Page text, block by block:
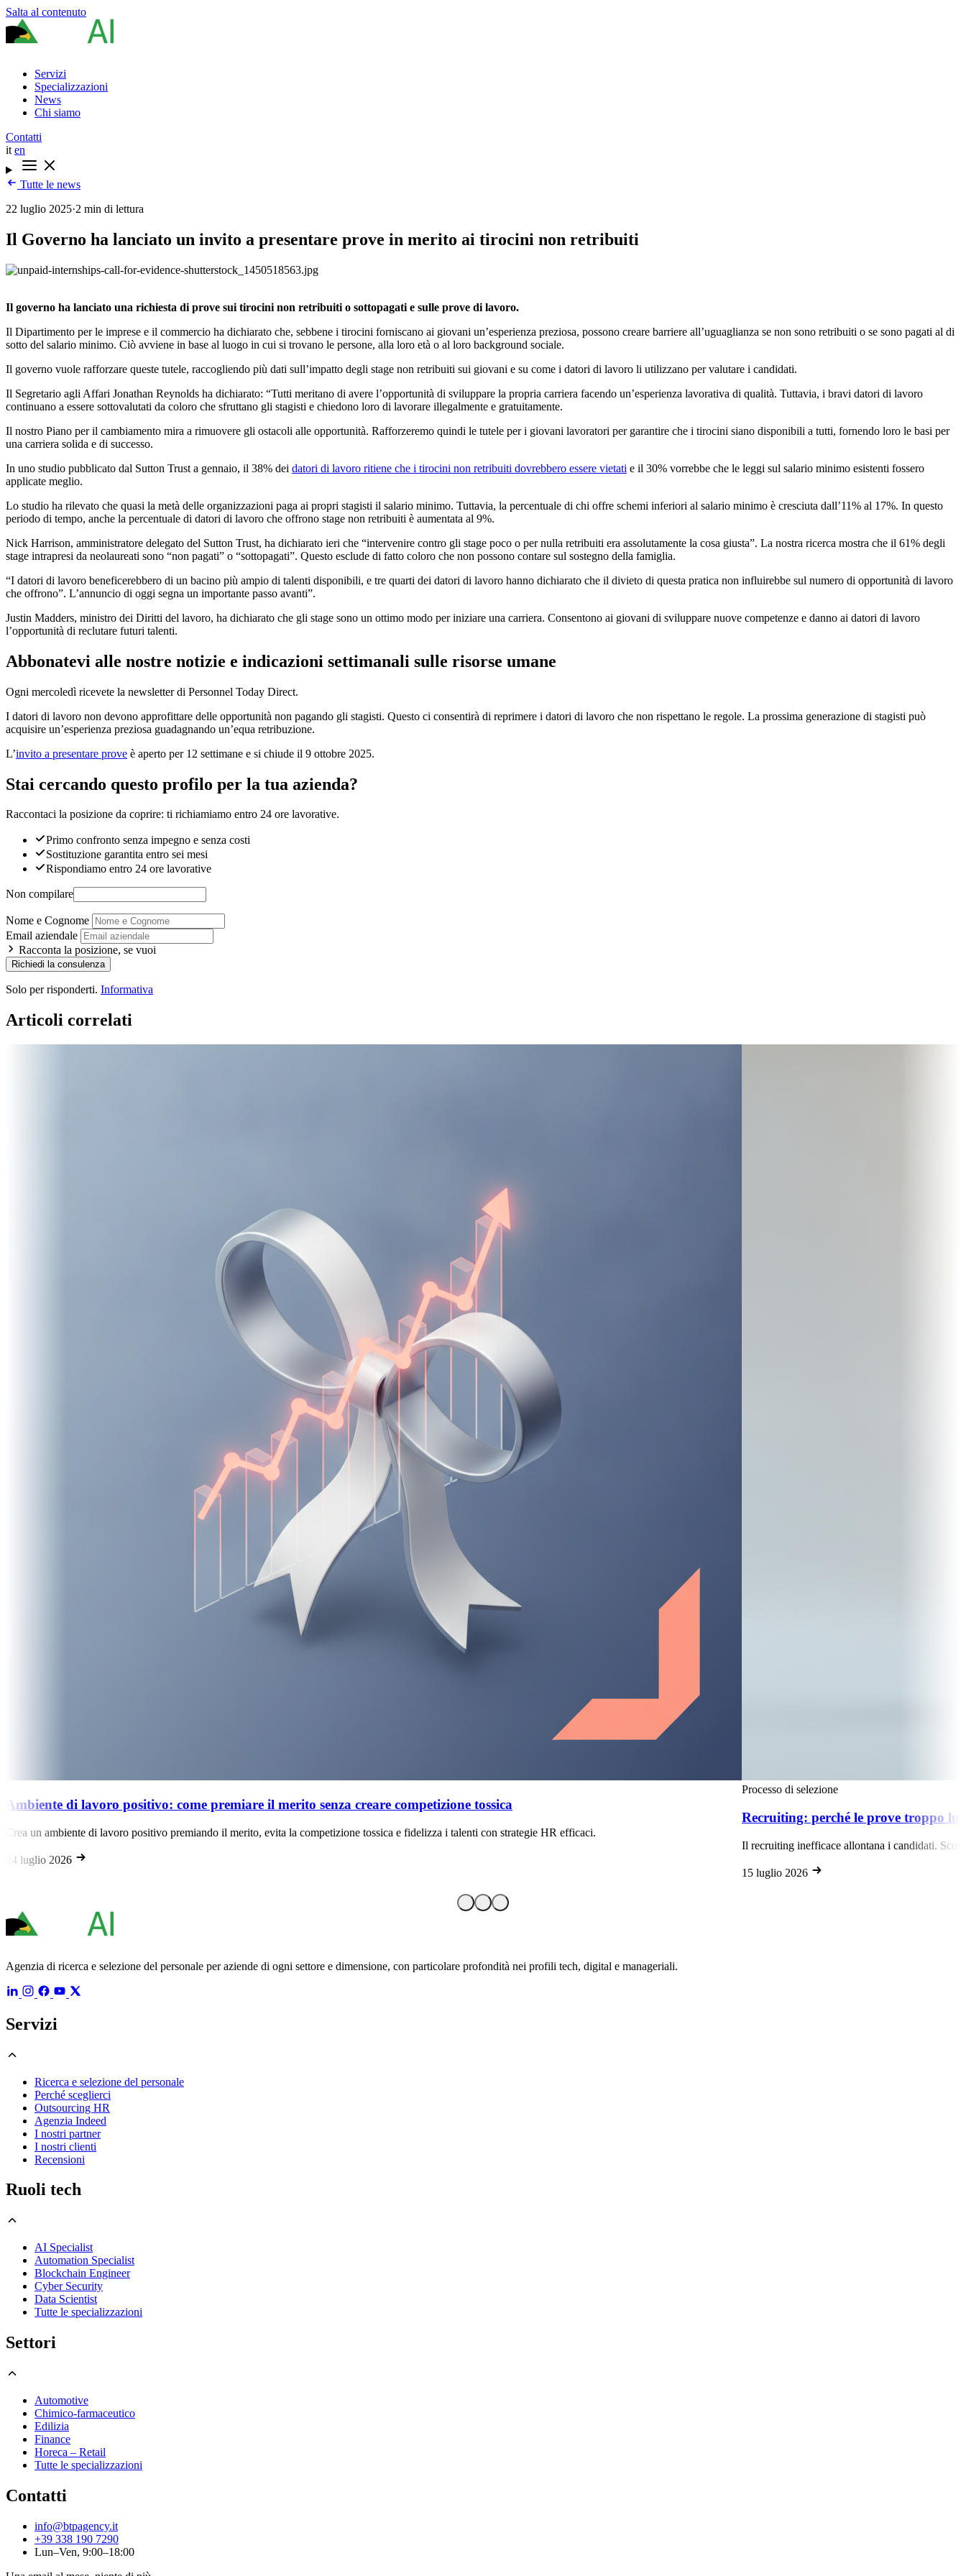
Salta al contenuto
Servizi
Specializzazioni
News
Chi siamo
Contatti
it en
Tutte le news
22 luglio 2025·2 min di lettura
Il Governo ha lanciato un invito a presentare prove in merito ai tirocini non retribuiti
Il governo ha lanciato una richiesta di prove sui tirocini non retribuiti o sottopagati e sulle prove di lavoro.
Il Dipartimento per le imprese e il commercio ha dichiarato che, sebbene i tirocini forniscano ai giovani un’esperienza preziosa, possono creare barriere all’uguaglianza se non sono retribuiti o se sono pagati al di
sotto del salario minimo. Ciò avviene in base al luogo in cui si trovano le persone, alla loro età o al loro background sociale.
Il governo vuole rafforzare queste tutele, raccogliendo più dati sull’impatto degli stage non retribuiti sui giovani e su come i datori di lavoro li utilizzano per valutare i candidati.
Il Segretario agli Affari Jonathan Reynolds ha dichiarato: “Tutti meritano di avere l’opportunità di sviluppare la propria carriera facendo un’esperienza lavorativa di qualità. Tuttavia, i bravi datori di lavoro
continuano a essere sottovalutati da coloro che sfruttano gli stagisti e chiedono loro di lavorare illegalmente e gratuitamente.
Il nostro Piano per il cambiamento mira a rimuovere gli ostacoli alle opportunità. Rafforzeremo quindi le tutele per i giovani lavoratori per garantire che i tirocini siano disponibili a tutti, fornendo loro le basi per
una carriera solida e di successo.
In uno studio pubblicato dal Sutton Trust a gennaio, il 38% dei datori di lavoro ritiene che i tirocini non retribuiti dovrebbero essere vietati e il 30% vorrebbe che le leggi sul salario minimo esistenti fossero
applicate meglio.
Lo studio ha rilevato che quasi la metà delle organizzazioni paga ai propri stagisti il salario minimo. Tuttavia, la percentuale di chi offre schemi inferiori al salario minimo è cresciuta dall’11% al 17%. In questo
periodo di tempo, anche la percentuale di datori di lavoro che offrono stage non retribuiti è aumentata al 9%.
Nick Harrison, amministratore delegato del Sutton Trust, ha dichiarato ieri che “intervenire contro gli stage poco o per nulla retribuiti era assolutamente la cosa giusta”. La nostra ricerca mostra che il 61% degli
stage intrapresi da neolaureati sono “non pagati” o “sottopagati”. Questo esclude di fatto coloro che non possono contare sul sostegno della famiglia.
“I datori di lavoro beneficerebbero di un bacino più ampio di talenti disponibili, e tre quarti dei datori di lavoro hanno dichiarato che il divieto di questa pratica non influirebbe sul numero di opportunità di lavoro
che offrono”. L’annuncio di oggi segna un importante passo avanti”.
Justin Madders, ministro dei Diritti del lavoro, ha dichiarato che gli stage sono un ottimo modo per iniziare una carriera. Consentono ai giovani di sviluppare nuove competenze e danno ai datori di lavoro
l’opportunità di reclutare futuri talenti.
Abbonatevi alle nostre notizie e indicazioni settimanali sulle risorse umane
Ogni mercoledì ricevete la newsletter di Personnel Today Direct.
I datori di lavoro non devono approfittare delle opportunità non pagando gli stagisti. Questo ci consentirà di reprimere i datori di lavoro che non rispettano le regole. La prossima generazione di stagisti può
acquisire un’esperienza preziosa guadagnando un’equa retribuzione.
L’invito a presentare prove è aperto per 12 settimane e si chiude il 9 ottobre 2025.
Stai cercando questo profilo per la tua azienda?
Raccontaci la posizione da coprire: ti richiamiamo entro 24 ore lavorative.
Primo confronto senza impegno e senza costi
Sostituzione garantita entro sei mesi
Rispondiamo entro 24 ore lavorative
Non compilare
Nome e Cognome
Email aziendale
Racconta la posizione, se vuoi
Richiedi la consulenza
Solo per risponderti. Informativa
Articoli correlati
senza creare competizione tossica
competizione tossica e fidelizza i talenti con strategie HR efficaci.
Recruiting: perché le prove troppo lunghe allontanano i candidati
Il recruiting inefficace allontana i candidati. Scopri come ottimizzare le prove e attrarre i migliori talenti nel 2026.
Agenzia di ricerca e selezione del personale per aziende di ogni settore e dimensione, con particolare profondità nei profili tech, digital e manageriali.
Servizi
Ricerca e selezione del personale
Perché sceglierci
Outsourcing HR
Agenzia Indeed
I nostri partner
I nostri clienti
Recensioni
Ruoli tech
AI Specialist
Automation Specialist
Blockchain Engineer
Cyber Security
Data Scientist
Tutte le specializzazioni
Settori
Automotive
Chimico-farmaceutico
Edilizia
Finance
Horeca – Retail
Tutte le specializzazioni
Contatti
info@btpagency.it
+39 338 190 7290
Lun–Ven, 9:00–18:00